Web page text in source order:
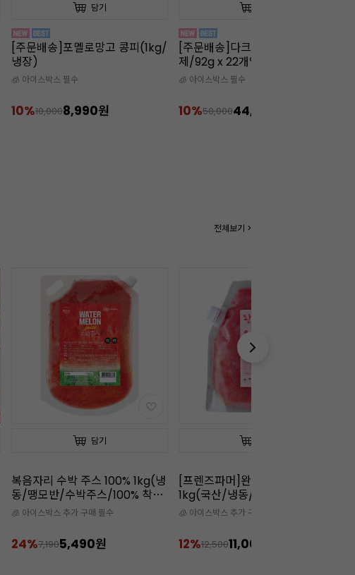
담기
[주문배송]다크 크로넛(냉동완
제/92g x 22개입)
🧊 아이스박스 필수
10%50,00044,900원
판 젤라틴 골드(10장/약20g/소)
50%3,9901,990원
전체보기 >
담기
[프렌즈파머]완벽한 수박 100%
1kg(국산/냉동/땡모반/100%착
즙)
🧊 아이스박스 추가 구매 필수
12%12,50011,000원
냉동블루베리(1kg)
🧊 아이스박스 추가 구매 필수
16%9,5007,990원